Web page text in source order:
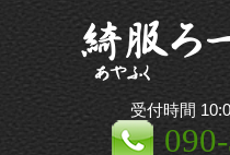
受付時間